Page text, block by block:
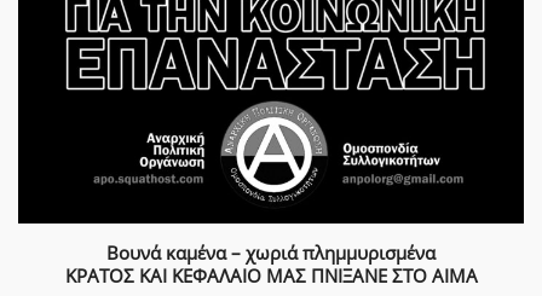
Βουνά καμένα – χωριά πλημμυρισμένα
ΚΡΑΤΟΣ ΚΑΙ ΚΕΦΑΛΑΙΟ ΜΑΣ ΠΝΙΞΑΝΕ ΣΤΟ ΑΙΜΑ